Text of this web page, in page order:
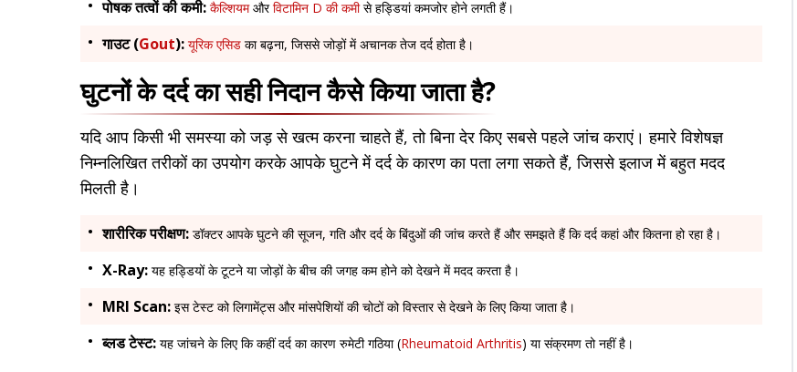
पोषक तत्वों की कमी: कैल्शियमऔरविटामिन D की कमीसे हड्डियां कमजोर होने लगती हैं।
गाउट (Gout): यूरिक एसिड का बढ़ना, जिससे जोड़ों में अचानक तेज दर्द होता है।
घुटनों के दर्द का सही निदान कैसे किया जाता है?
यदि आप किसी भी समस्या को जड़ से खत्म करना चाहते हैं, तो बिना देर किए सबसे पहले जांच कराएं। हमारे विशेषज्ञ
निम्नलिखित तरीकों का उपयोग करके आपके घुटने में दर्द के कारण का पता लगा सकते हैं, जिससे इलाज में बहुत मदद
मिलती है।
शारीरिक परीक्षण: डॉक्टर आपके घुटने की सूजन, गति और दर्द के बिंदुओं की जांच करते हैं और समझते हैं कि दर्द कहां और कितना हो रहा है।
X-Ray: यह हड्डियों के टूटने या जोड़ों के बीच की जगह कम होने को देखने में मदद करता है।
MRI Scan: इस टेस्ट को लिगामेंट्स और मांसपेशियों की चोटों को विस्तार से देखने के लिए किया जाता है।
ब्लड टेस्ट: यह जांचने के लिए कि कहीं दर्द का कारण रुमेटी गठिया (Rheumatoid Arthritis) या संक्रमण तो नहीं है।